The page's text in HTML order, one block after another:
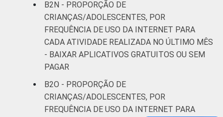
B2N - PROPORÇÃO DE
CRIANÇAS/ADOLESCENTES, POR
FREQUÊNCIA DE USO DA INTERNET PARA
CADA ATIVIDADE REALIZADA NO ÚLTIMO MÊS
- BAIXAR APLICATIVOS GRATUITOS OU SEM
PAGAR
B2O - PROPORÇÃO DE
CRIANÇAS/ADOLESCENTES, POR
FREQUÊNCIA DE USO DA INTERNET PARA